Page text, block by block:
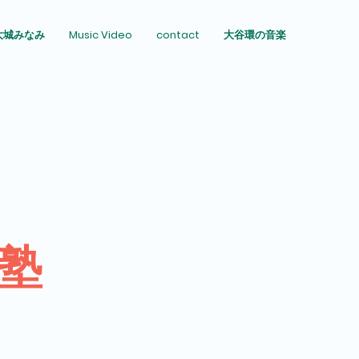
みなみ Music Video contact 大谷環の音楽